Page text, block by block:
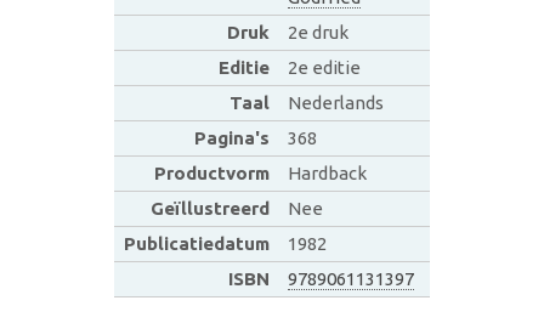
Druk
2e druk
Editie
2e editie
Taal
Nederlands
Pagina's
368
Productvorm
Hardback
Geïllustreerd
Nee
Publicatiedatum
1982
ISBN
9789061131397